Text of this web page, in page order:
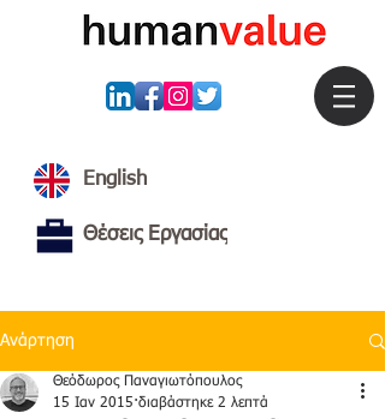
English
Θέσεις Εργασίας
Ανάρτηση
Θεόδωρος Παναγιωτόπουλος
15 Ιαν 2015 διαβάστηκε 2 λεπτά